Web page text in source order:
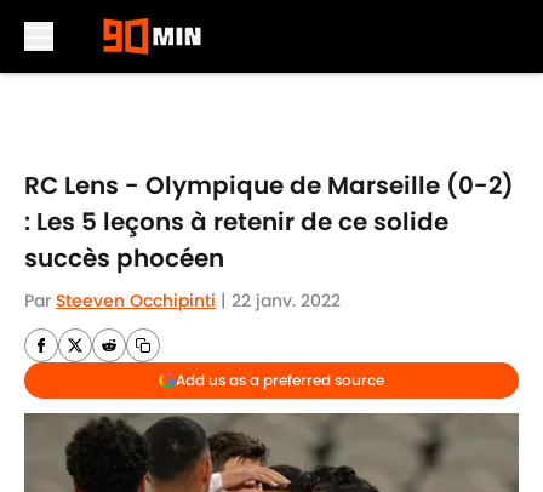
RC Lens - Olympique de Marseille (0-2)
: Les 5 leçons à retenir de ce solide
succès phocéen
Par Steeven Occhipinti | 22 janv. 2022
Add us as a preferred source